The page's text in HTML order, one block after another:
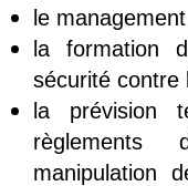
le
la formation
sécurité contre
la prévision
manipulation